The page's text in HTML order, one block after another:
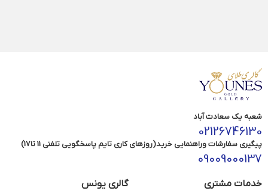
شعبه یک سعادت آباد
02126746130
پیگیری سفارشات وراهنمایی خرید(روزهای کاری تایم پاسخگویی تلفنی 11 تا17)
09009000137
خدمات مشتری گالری یونس